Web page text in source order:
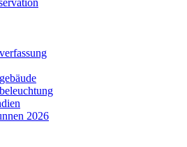
2026